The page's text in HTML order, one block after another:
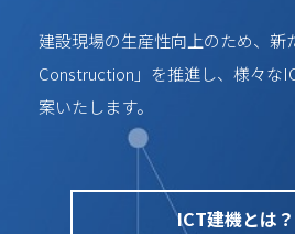
建設現場の生産性向上のため、新
Construction」を推進し、様々な
案いたします。
ICT建機とは？